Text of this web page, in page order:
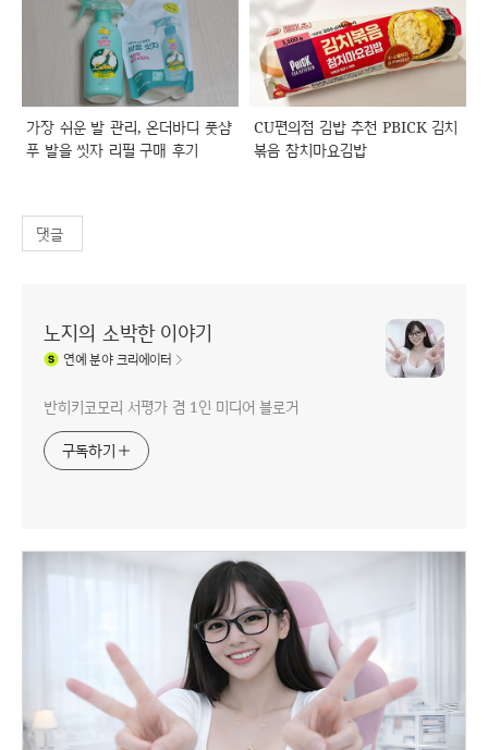
가장 쉬운 발 관리, 온더바디 풋샴
푸 발을 씻자 리필 구매 후기
CU편의점 김밥 추천 PBICK 김치
볶음 참치마요김밥
댓글
노지의 소박한 이야기
연예분야 크리에이터
반히키코모리 서평가 겸 1인 미디어 블로거
구독하기